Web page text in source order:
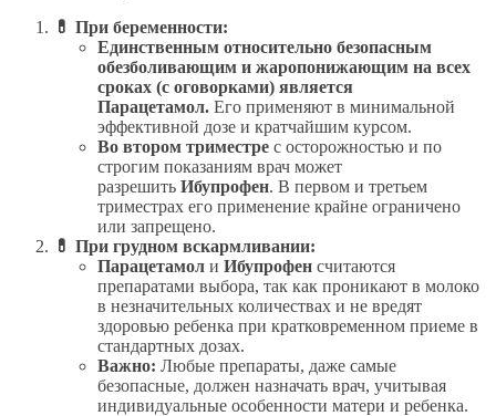
💊 При беременности:
Единственным относительно безопасным
обезболивающим и жаропонижающим на всех
сроках (с оговорками) является
Парацетамол. Его применяют в минимальной
эффективной дозе и кратчайшим курсом.
Во втором триместре с осторожностью и по
строгим показаниям врач может
разрешить Ибупрофен. В первом и третьем
триместрах его применение крайне ограничено
или запрещено.
💊 При грудном вскармливании:
Парацетамол и Ибупрофен считаются
препаратами выбора, так как проникают в молоко
в незначительных количествах и не вредят
здоровью ребенка при кратковременном приеме в
стандартных дозах.
Важно: Любые препараты, даже самые
безопасные, должен назначать врач, учитывая
индивидуальные особенности матери и ребенка.